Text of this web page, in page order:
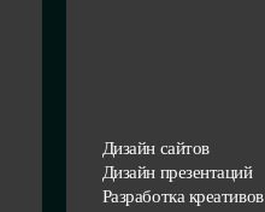
Дизайн сайтов
Дизайн презентаций
Разработка креативов